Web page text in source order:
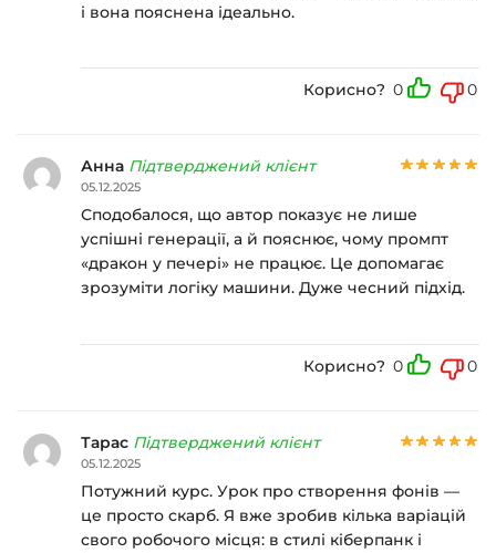
і вона пояснена ідеально.
Корисно? 0 0
Анна Підтверджений клієнт
05.12.2025
Сподобалося, що автор показує не лише
успішні генерації, а й пояснює, чому промпт
«дракон у печері» не працює. Це допомагає
зрозуміти логіку машини. Дуже чесний підхід.
Корисно? 0 0
Тарас Підтверджений клієнт
05.12.2025
Потужний курс. Урок про створення фонів —
це просто скарб. Я вже зробив кілька варіацій
свого робочого місця: в стилі кіберпанк і